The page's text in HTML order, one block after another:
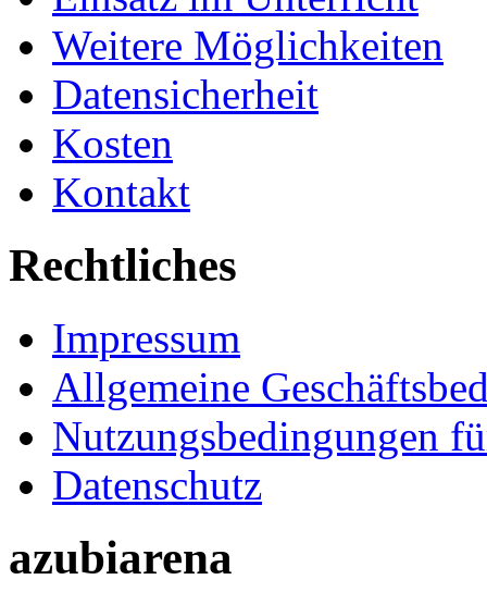
Weitere Möglichkeiten
Datensicherheit
Kosten
Kontakt
Rechtliches
Impressum
Allgemeine
Nutzungsbedingungen
Datenschutz
azubiarena